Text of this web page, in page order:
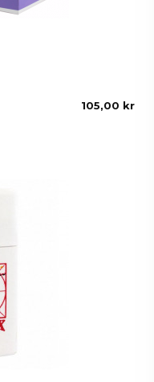
105,00 kr